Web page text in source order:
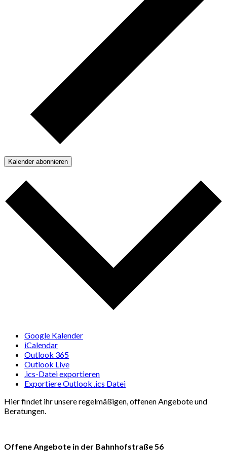
Kalender abonnieren
Google Kalender
iCalendar
Outlook 365
Outlook Live
.ics-Datei exportieren
Exportiere Outlook .ics Datei
Hier findet ihr unsere regelmäßigen, offenen Angebote und
Beratungen.
Offene Angebote in der Bahnhofstraße 56